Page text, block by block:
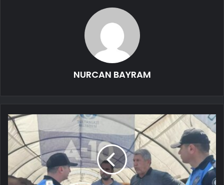
NURCAN BAYRAM